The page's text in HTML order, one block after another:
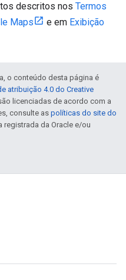
descritos nos Termos
Maps
e em Exibição
o conteúdo desta página é
atribuição 4.0 do Creative
licenciadas de acordo com a
consulte as políticas do site do
registrada da Oracle e/ou